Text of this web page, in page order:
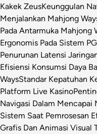
Kakek ZeusKeunggulan
Menjalankan Mahjong
Pada Antarmuka Mahjong
Ergonomis Pada Sistem
Penurunan Latensi
Efisiensi Konsumsi Daya
WaysStandar Kepatuhan
Platform Live Kasino
Navigasi Dalam Mencapai
Sistem Saat Pemrosesan
Grafis Dan Animasi Visual